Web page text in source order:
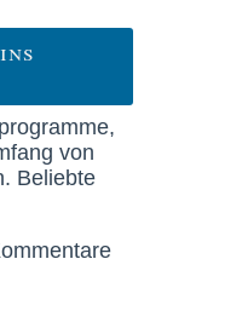
von
Beliebte